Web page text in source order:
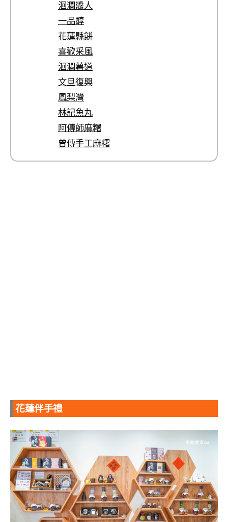
洄瀾醬人
一品醇
花蓮縣餅
喜歡采風
洄瀾薯道
文旦復興
鳳梨灣
林記魚丸
阿傳師麻糬
曾傳手工麻糬
花蓮伴手禮